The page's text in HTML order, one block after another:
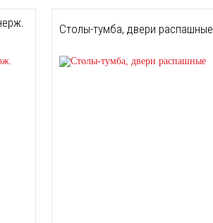
Столы-тумба, двери распашные